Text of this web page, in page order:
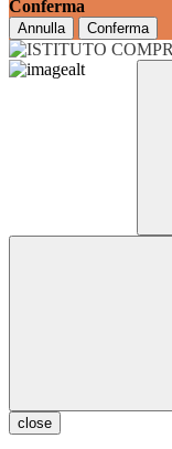
Conferma
Annulla Conferma
close